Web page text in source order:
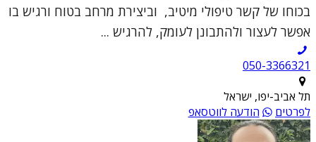
בכוחו של קשר טיפולי מיטיב, וביצירת מרחב בטוח ורגיש בו
אפשר לעצור ולהתבונן לעומק, להרגיש ...
050-3366321
תל אביב-יפו, ישראל
לפרטים
הודעה לווטסאפ